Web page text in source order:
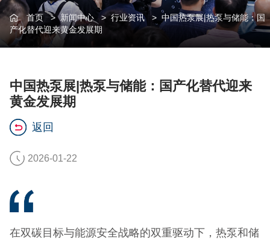
首页>新闻中心>行业资讯> 中国热泵展|热泵与储能：国
产化替代迎来黄金发展期
中国热泵展|热泵与储能：国产化替代迎来
黄金发展期
返回
2026-01-22
在双碳目标与能源安全战略的双重驱动下，热泵和储